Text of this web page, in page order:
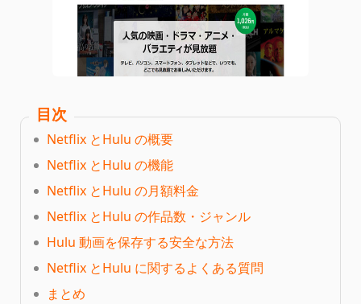
目次
Netflix とHulu の概要
Netflix とHulu の機能
Netflix とHulu の月額料金
Netflix とHulu の作品数・ジャンル
Hulu 動画を保存する安全な方法
Netflix とHulu に関するよくある質問
まとめ